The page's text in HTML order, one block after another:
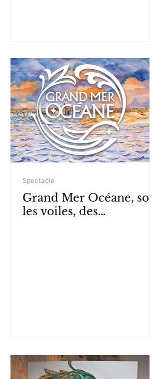
Grand Mer Océane, sous
les voiles, des
Spectacle